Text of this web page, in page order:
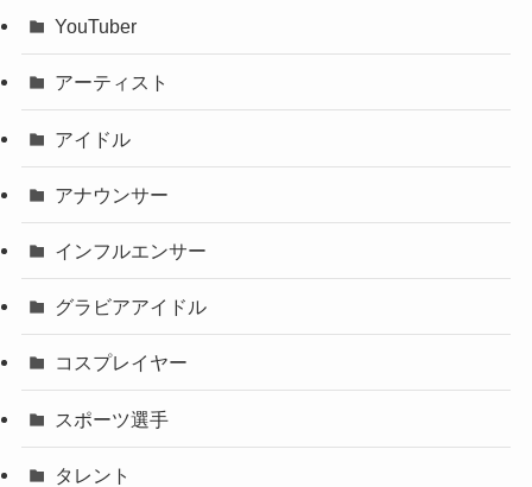
YouTuber
アーティスト
アイドル
アナウンサー
インフルエンサー
グラビアアイドル
コスプレイヤー
スポーツ選手
タレント